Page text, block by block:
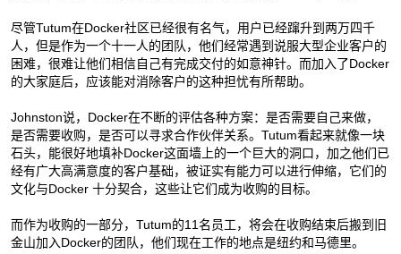
尽管Tutum在Docker社区已经很有名气，用户已经蹿升到两万四千
人，但是作为一个十一人的团队，他们经常遇到说服大型企业客户的
困难，很难让他们相信自己有完成交付的如意神针。而加入了Docker
的大家庭后，应该能对消除客户的这种担忧有所帮助。
Johnston说，Docker在不断的评估各种方案：是否需要自己来做，
是否需要收购，是否可以寻求合作伙伴关系。Tutum看起来就像一块
石头，能很好地填补Docker这面墙上的一个巨大的洞口，加之他们已
经有广大高满意度的客户基础，被证实有能力可以进行伸缩，它们的
文化与Docker 十分契合，这些让它们成为收购的目标。
而作为收购的一部分，Tutum的11名员工，将会在收购结束后搬到旧
金山加入Docker的团队，他们现在工作的地点是纽约和马德里。